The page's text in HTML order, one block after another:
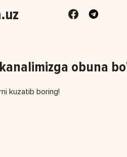
obuna
kuzatib boring!